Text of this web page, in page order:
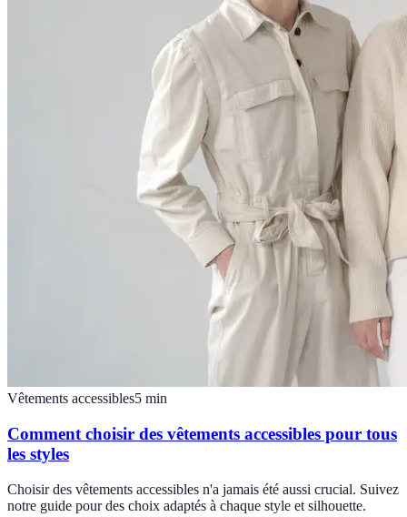
Vêtements accessibles5 min
Comment choisir des vêtements accessibles pour tous
les styles
Choisir des vêtements accessibles n'a jamais été aussi crucial. Suivez
notre guide pour des choix adaptés à chaque style et silhouette.